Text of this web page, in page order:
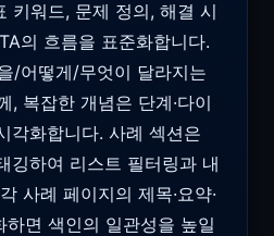
키워드, 문제 정의, 해결 시
의 흐름을 표준화합니다.
/어떻게/무엇이 달라지는
, 복잡한 개념은 단계·다이
각화합니다. 사례 섹션은
깅하여 리스트 필터링과 내
사례 페이지의 제목·요약·
면 색인의 일관성을 높일